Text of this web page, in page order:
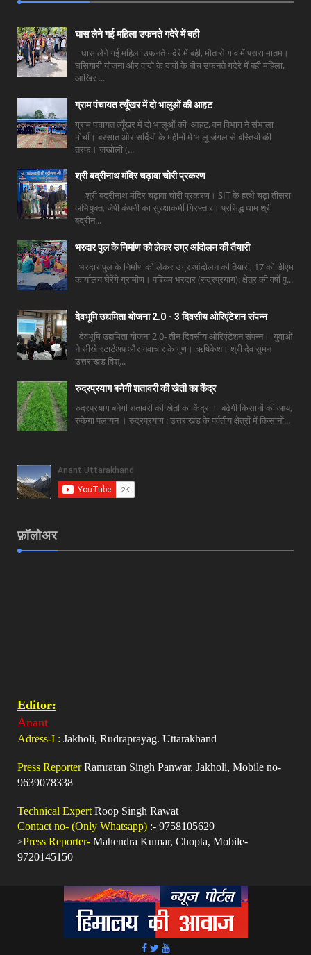
घास लेने गई महिला उफनते गदेरे में बही
घास लेने गई महिला उफनते गदेरे में बही, मौत से गांव में पसरा मातम।
घसियारी योजना और वादों के दावों के बीच उफनते गदेरे में बही महिला,
आखिर ...
ग्राम पंचायत त्यूँखर में दो भालुओं की आहट
ग्राम पंचायत त्यूँखर में दो भालुओं की आहट, वन विभाग ने संभाला
मोर्चा। बरसात ओर सर्दियों के महीनों में भालू जंगल से बस्तियों की
तरफ। जखोली (...
श्री बद्रीनाथ मंदिर चढ़ावा चोरी प्रकरण
श्री बद्रीनाथ मंदिर चढ़ावा चोरी प्रकरण। SIT के हत्थे चढ़ा तीसरा
अभियुक्त, जेपी कंपनी का सुरक्षाकर्मी गिरफ्तार। प्रसिद्ध धाम श्री
बद्रीन...
भरदार पुल के निर्माण को लेकर उग्र आंदोलन की तैयारी
भरदार पुल के निर्माण को लेकर उग्र आंदोलन की तैयारी, 17 को डीएम
कार्यालय घेरेंगे ग्रामीण। पश्चिम भरदार (रुद्रप्रयाग): क्षेत्र की वर्षों पु...
देवभूमि उद्यमिता योजना 2.0 - 3 दिवसीय ओरिएंटेशन संपन्न
देवभूमि उद्यमिता योजना 2.0- तीन दिवसीय ओरिएंटेशन संपन्न। युवाओं
ने सीखे स्टार्टअप और नवाचार के गुण। ऋषिकेश। श्री देव सुमन
उत्तराखंड विश्...
रुद्रप्रयाग बनेगी शतावरी की खेती का केंद्र
रुद्रप्रयाग बनेगी शतावरी की खेती का केंद्र । बढ़ेगी किसानों की आय,
रुकेगा पलायन । रुद्रप्रयाग : उत्तराखंड के पर्वतीय क्षेत्रों में किसानों...
फ़ॉलोअर
Editor:
Anant
Adress-I : Jakholi, Rudraprayag. Uttarakhand
Press ReporterRamratan Singh Panwar, Jakholi, Mobile no-
9639078338
Technical Expert Roop Singh Rawat
Contact no- (Only Whatsapp) :- 9758105629
>Press Reporter- Mahendra Kumar, Chopta, Mobile-
9720145150